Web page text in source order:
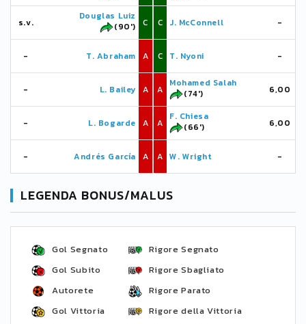
s.v.
Douglas Luiz
(90')
C
- T. Abraham A
- L. Bailey A
- L. Bogarde A
- Andrés García A
C J. McConnell -
C T. Nyoni -
A
Mohamed Salah
(74')
6,00
A
F. Chiesa
(66')
6,00
A W. Wright -
LEGENDA BONUS/MALUS
Gol Segnato
Gol Subito
Autorete
Gol Vittoria
Rigore Segnato
Rigore Sbagliato
Rigore Parato
Rigore della Vittoria